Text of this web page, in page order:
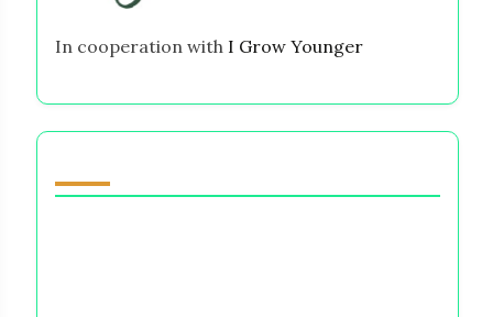
In cooperation with I Grow Younger